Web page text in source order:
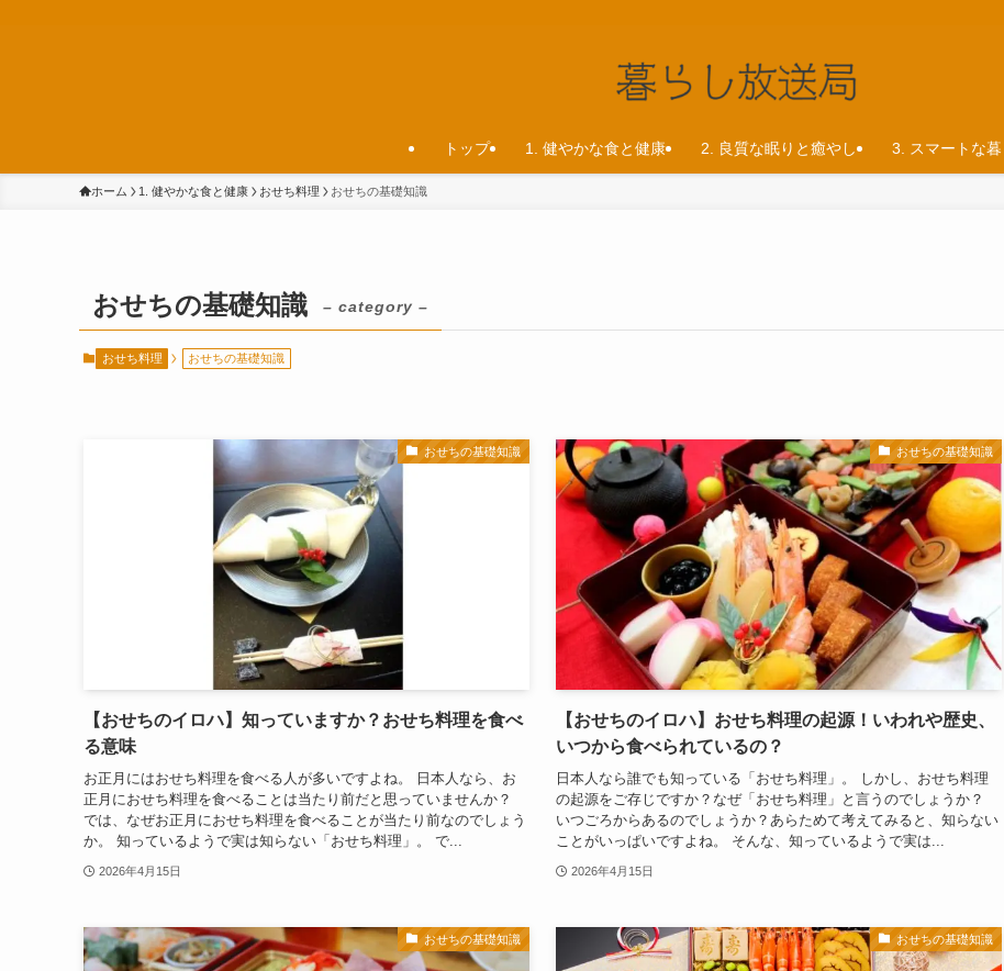
トップ 1. 健やかな食と健康 2. 良質な眠りと癒やし 3. スマートな暮
ホーム 1. 健やかな食と健康 おせち料理 おせちの基礎知識
おせちの基礎知識 – category –
おせち料理 おせちの基礎知識
おせちの基礎知識
【おせちのイロハ】知っていますか？おせち料理を食べ
る意味
お正月にはおせち料理を食べる人が多いですよね。 日本人なら、お
正月におせち料理を食べることは当たり前だと思っていませんか？
では、なぜお正月におせち料理を食べることが当たり前なのでしょう
か。 知っているようで実は知らない「おせち料理」。 で...
2026年4月15日
おせちの基礎知識
【おせちのイロハ】おせち料理の起源！いわれや歴史、
いつから食べられているの？
日本人なら誰でも知っている「おせち料理」。 しかし、おせち料理
の起源をご存じですか？なぜ「おせち料理」と言うのでしょうか？
いつごろからあるのでしょうか？あらためて考えてみると、知らない
ことがいっぱいですよね。 そんな、知っているようで実は...
2026年4月15日
おせちの基礎知識 おせちの基礎知識